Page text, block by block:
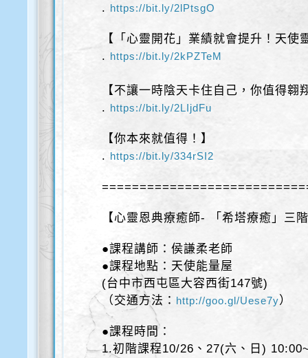
. https://bit.ly/2lPtsgO
【「心靈開花」業績就會提升！天使
. https://bit.ly/2kPZTeM
【不讓一時陰天卡住自己，你值得翱
. https://bit.ly/2LIjdFu
【你本來就值得！】
. https://bit.ly/334rSI2
【心靈恩典療癒師- 「希塔療癒」三
●課程講師：侯謙柔老師
●課程地點：天使能量屋
(台中市西屯區大容西街147號)
（交通方法： http://goo.gl/Uese7y）
●課程時間：
1.初階課程10/26、27(六、日)